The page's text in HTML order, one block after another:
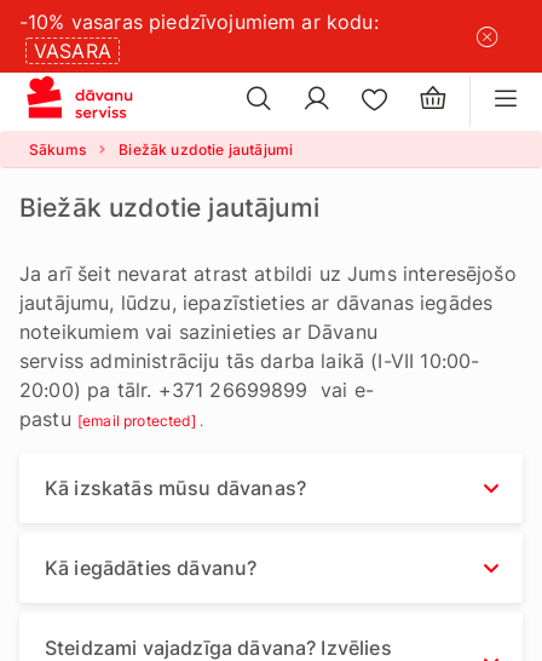
-10% vasaras piedzīvojumiem ar kodu:
VASARA
×
Sākums Biežāk uzdotie jautājumi
Biežāk uzdotie jautājumi
Ja arī šeit nevarat atrast atbildi uz Jums interesējošo
jautājumu, lūdzu, iepazīstieties ar dāvanas iegādes
noteikumiem vai sazinieties ar Dāvanu
serviss administrāciju tās darba laikā (I-VII 10:00-
20:00) pa tālr. +371 26699899 vai e-
pastu [email protected] .
Kā izskatās mūsu dāvanas?
Kā iegādāties dāvanu?
Steidzami vajadzīga dāvana? Izvēlies
iestatījumus
×